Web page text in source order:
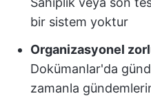
bir sistem yoktur
Organizasyonel
Dokümanlar'da
zamanla